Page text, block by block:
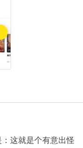
这就是个有意出怪